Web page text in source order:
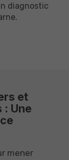
diagnostic
et
Une
mener